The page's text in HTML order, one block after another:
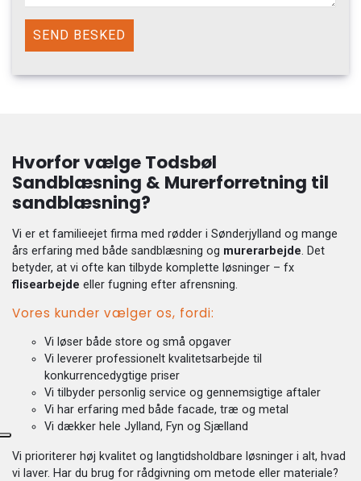
Hvorfor vælge Todsbøl
Sandblæsning & Murerforretning til
sandblæsning?
Vi er et familieejet firma med rødder i Sønderjylland og mange
års erfaring med både sandblæsning og murerarbejde. Det
betyder, at vi ofte kan tilbyde komplette løsninger – fx
flisearbejde eller fugning efter afrensning.
Vores kunder vælger os, fordi:
Vi løser både store og små opgaver
Vi leverer professionelt kvalitetsarbejde til
konkurrencedygtige priser
Vi tilbyder personlig service og gennemsigtige aftaler
Vi har erfaring med både facade, træ og metal
Vi dækker hele Jylland, Fyn og Sjælland
Vi prioriterer høj kvalitet og langtidsholdbare løsninger i alt, hvad
vi laver. Har du brug for rådgivning om metode eller materiale?